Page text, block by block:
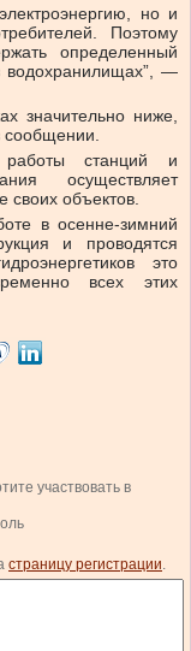
но и
Поэтому
определенный
водохранилищах”, —
значительно ниже,
сообщении.
работы станций и
осуществляет
своих объектов.
в осенне-зимний
и проводятся
это
всех этих
участвовать в
страницу регистрации.